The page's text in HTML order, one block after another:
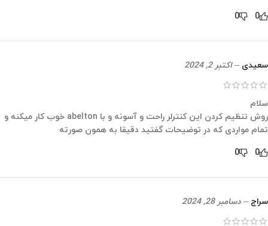
0
0
سعیدی – اکتبر 2, 2024
سلام
روش تنظیم کردن این کنترلر راحت و آسونه و با abelton خوب کار میکنه و
تمام مواردی که در توضیحات گفتید دقیقا به همون صورته
0
0
سراج – دسامبر 28, 2024